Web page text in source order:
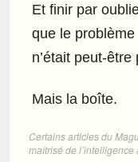
Et finir par
que le problème
n’était peut-
Mais la boîte.
Certains articles du
maîtrisé de l’intelligence